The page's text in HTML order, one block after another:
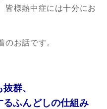
皆様熱中症には十分にお
お話です。
群、
るふんどしの仕組み